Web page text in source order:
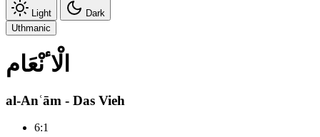
Light
Dark
Uthmanic
الْاٴنْعَام
al-Anʿām - Das Vieh
6:1